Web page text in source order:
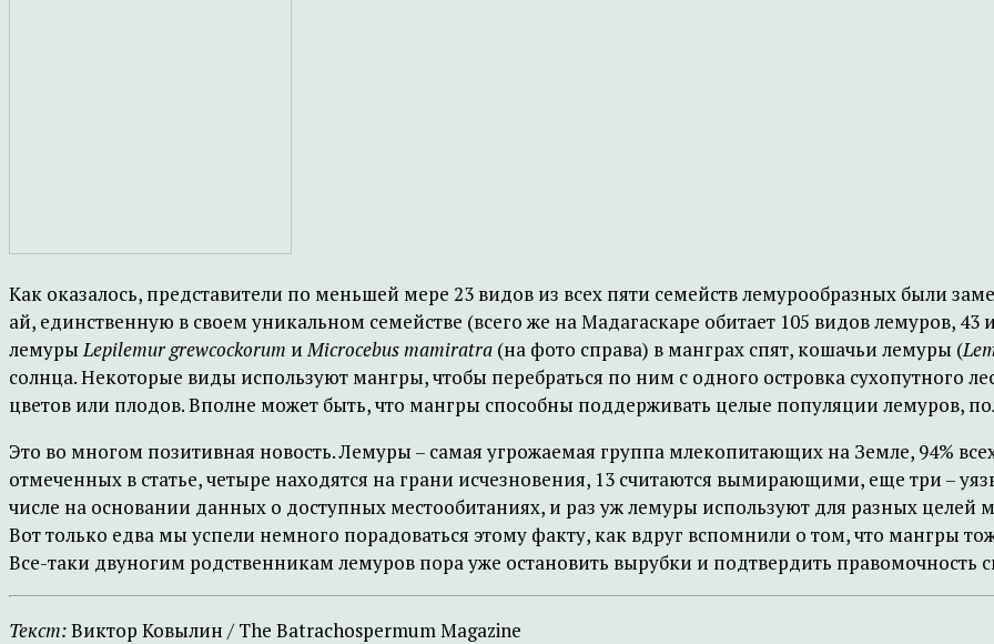
Как оказалось, представители по меньшей мере 23 видов из всех пяти семейств лемурообразных были
ай, единственную в своем уникальном семействе (всего же на Мадагаскаре обитает 105 видов лемуров, 43
лемурыLepilemur grewcockorum иMicrocebus mamiratra (на фото справа) в манграх спят, кошачьи лемуры (
солнца. Некоторые виды используют мангры, чтобы перебраться по ним с одного островка сухопутного
цветов или плодов. Вполне может быть, что мангры способны поддерживать целые популяции лемуров,
Это во многом позитивная новость. Лемуры – самая угрожаемая группа млекопитающих на Земле, 94%
отмеченных в статье, четыре находятся на грани исчезновения, 13 считаются вымирающими, еще три –
числе на основании данных о доступных местообитаниях, и раз уж лемуры используют для разных целей
Вот только едва мы успели немного порадоваться этому факту, как вдруг вспомнили о том, что мангры
Все-таки двуногим родственникам лемуров пора уже остановить вырубки и подтвердить правомочность
Текст:Виктор Ковылин / The Batrachospermum Magazine